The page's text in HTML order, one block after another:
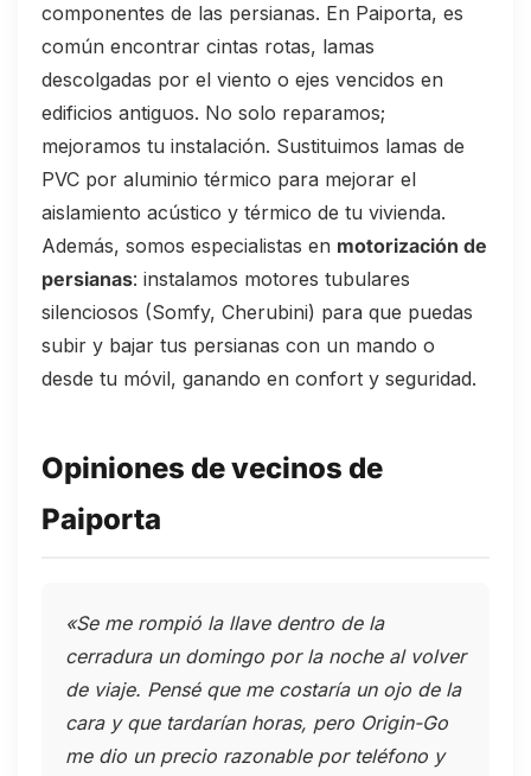
componentes de las persianas. En Paiporta, es
común encontrar cintas rotas, lamas
descolgadas por el viento o ejes vencidos en
edificios antiguos. No solo reparamos;
mejoramos tu instalación. Sustituimos lamas de
PVC por aluminio térmico para mejorar el
aislamiento acústico y térmico de tu vivienda.
Además, somos especialistas en motorización de
persianas: instalamos motores tubulares
silenciosos (Somfy, Cherubini) para que puedas
subir y bajar tus persianas con un mando o
desde tu móvil, ganando en confort y seguridad.
Opiniones de vecinos de
Paiporta
«Se me rompió la llave dentro de la
cerradura un domingo por la noche al volver
de viaje. Pensé que me costaría un ojo de la
cara y que tardarían horas, pero Origin-Go
me dio un precio razonable por teléfono y